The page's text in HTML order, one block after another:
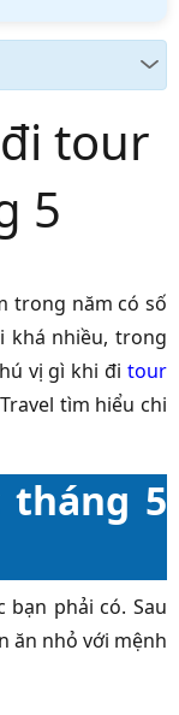
tour
5
trong năm có số
khá nhiều, trong
vị gì khi đi tour
tìm hiểu chi
5
bạn phải có. Sau
ăn nhỏ với mệnh